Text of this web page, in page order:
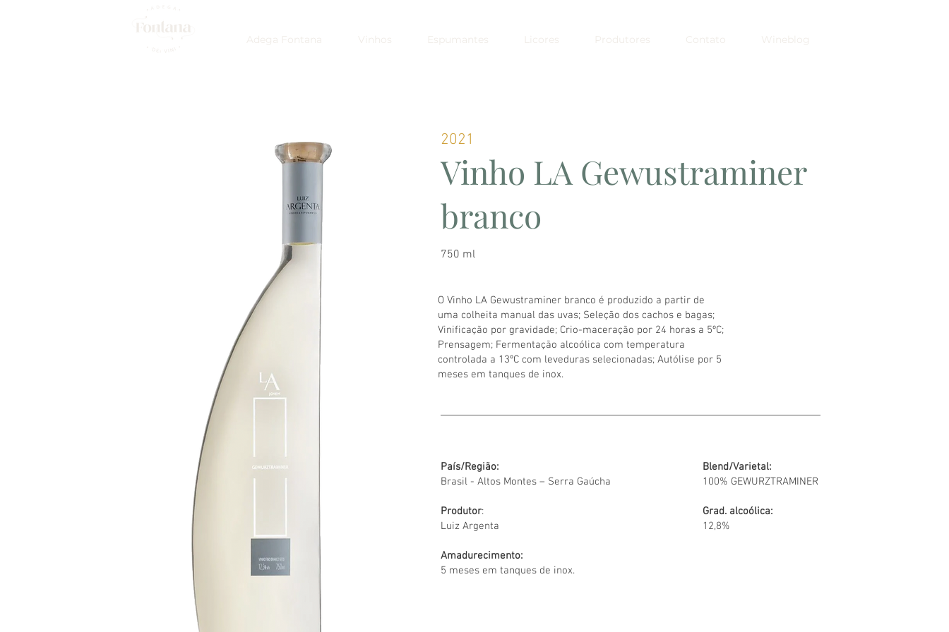
Adega Fontana Vinhos Espumantes Licores Produtores Contato Wineblog
2021
Vinho LA Gewustraminer
branco
750 ml
O Vinho LA Gewustraminer branco é produzido a partir de
uma colheita manual das uvas; Seleção dos cachos e bagas;
Vinificação por gravidade; Crio-maceração por 24 horas a 5ºC;
Prensagem; Fermentação alcoólica com temperatura
controlada a 13ºC com leveduras selecionadas; Autólise por 5
meses em tanques de inox.
País/Região:
Brasil - Altos Montes – Serra Gaúcha
Produtor:
Luiz Argenta
Amadurecimento:
5 meses em tanques de inox.
Blend/Varietal:
100% GEWURZTRAMINER
Grad. alcoólica:
12,8%